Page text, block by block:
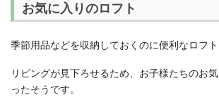
お気に入りのロフト
季節用品などを収納しておくのに便利なロフト
リビングが見下ろせるため、お子様たちのお
ったそうです。